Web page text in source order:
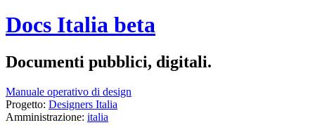
Docs Italia beta
Documenti pubblici, digitali.
Manuale operativo di design
Progetto: Designers Italia
Amministrazione: italia